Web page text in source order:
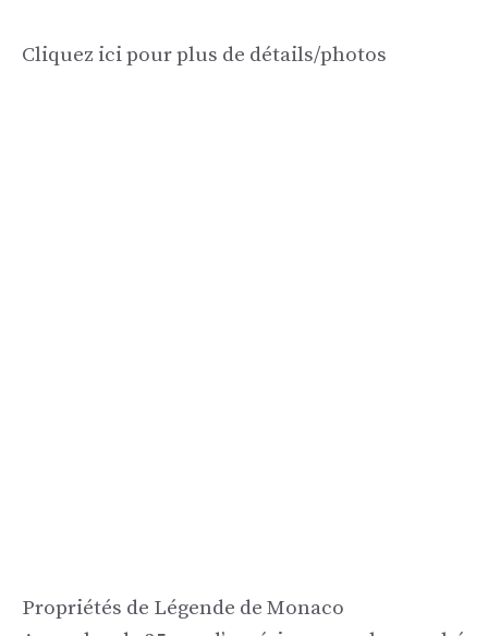
Cliquez ici pour plus de détails/photos
Propriétés de Légende de Monaco